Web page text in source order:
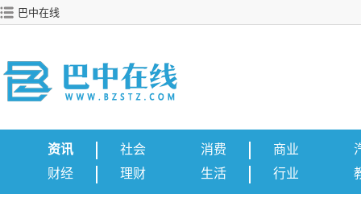
巴中在线
资讯
社会
财经
理财
消费
商业
生活
行业